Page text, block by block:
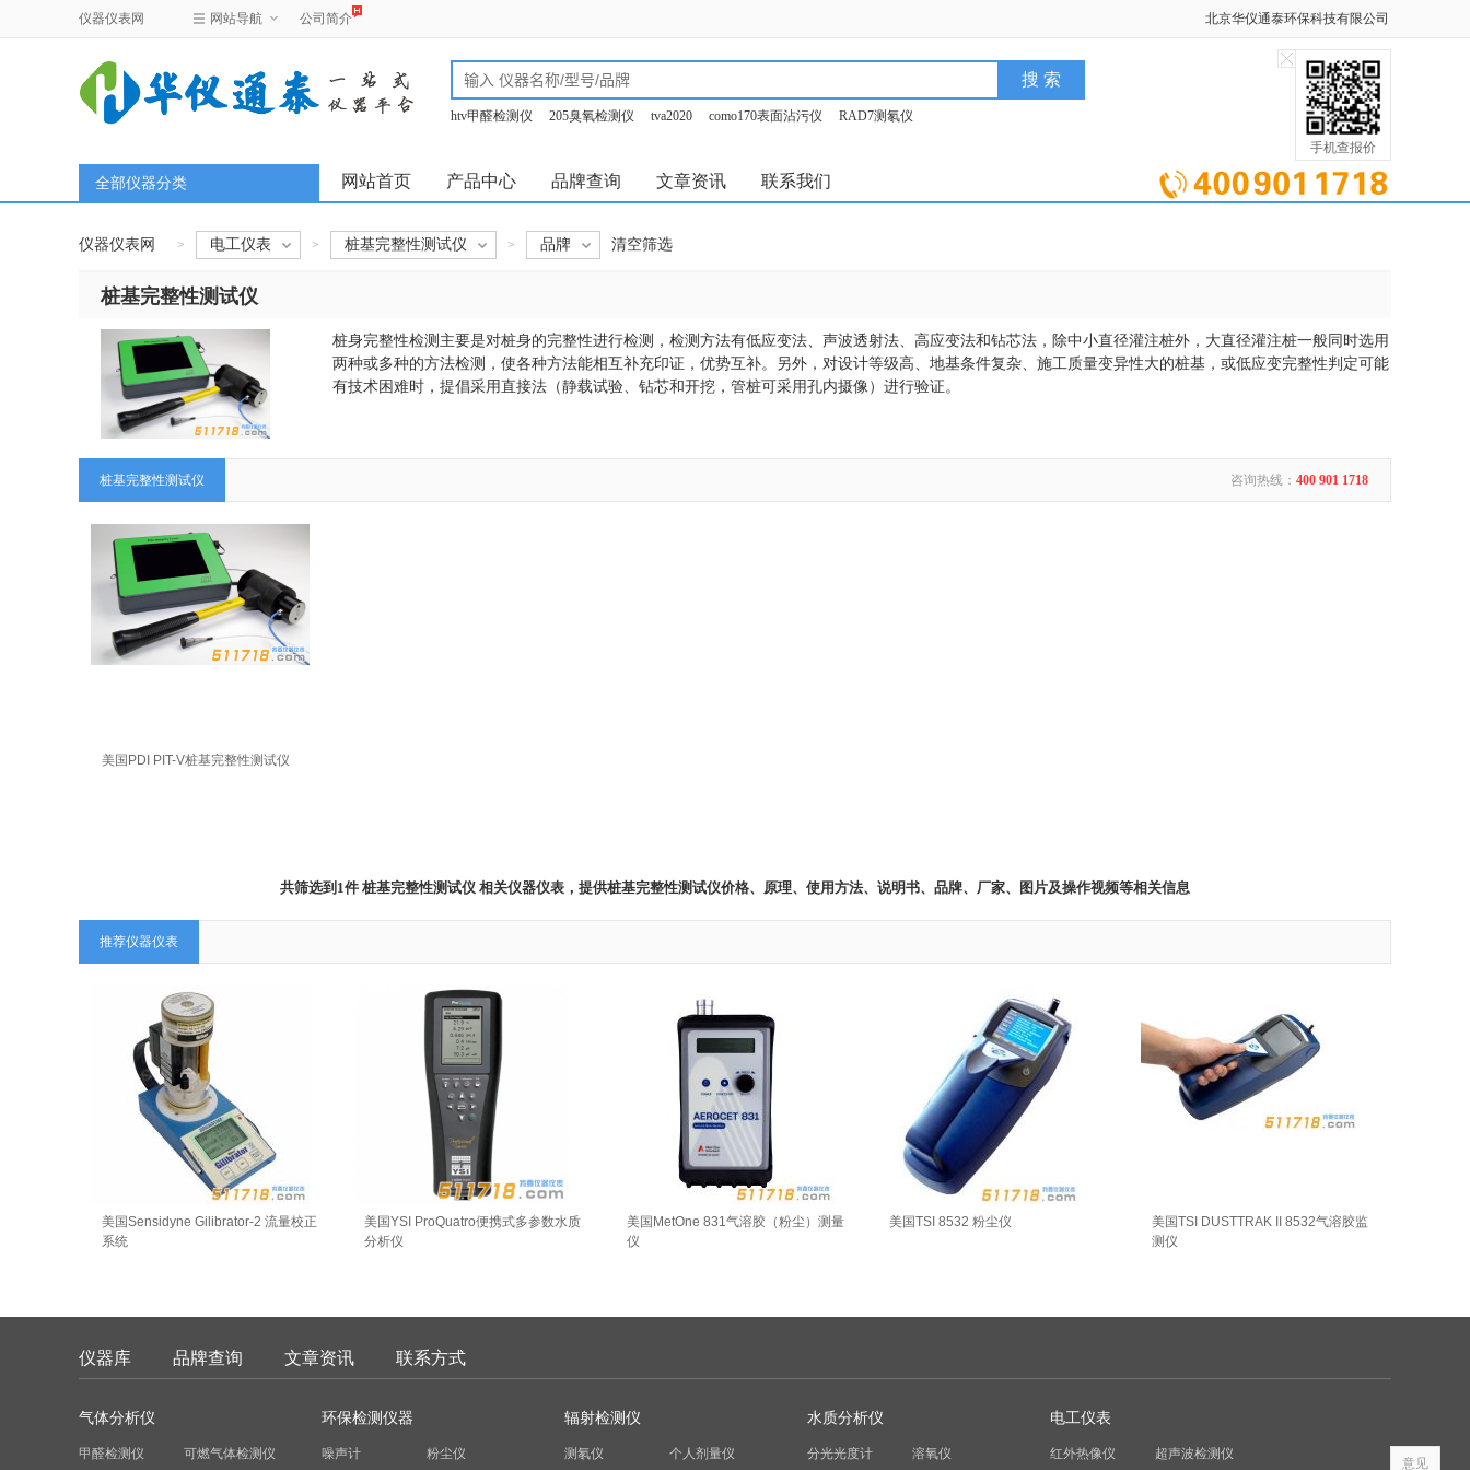
北京华仪通泰环保科技有限公司
仪器仪表网 网站导航 公司简介
htv甲醛检测仪 205臭氧检测仪 tva2020 como170表面沾污仪
RAD7测氡仪
手机查报价
网站首页 产品中心 品牌查询 文章资讯 联系我们
全部仪器分类
仪器仪表网 > 电工仪表 > 桩基完整性测试仪 > 品牌 清空筛选
桩基完整性测试仪
桩身完整性检测主要是对桩身的完整性进行检测，检测方法有低应变法、声波透射法、高应变法和钻芯法，除中小直径灌注桩外，大直径灌注桩一般同时选用
两种或多种的方法检测，使各种方法能相互补充印证，优势互补。另外，对设计等级高、地基条件复杂、施工质量变异性大的桩基，或低应变完整性判定可能
有技术困难时，提倡采用直接法（静载试验、钻芯和开挖，管桩可采用孔内摄像）进行验证。
咨询热线： 400 901 1718
桩基完整性测试仪
美国PDI PIT-V桩基完整性测试仪
共筛选到1件 桩基完整性测试仪 相关仪器仪表，提供桩基完整性测试仪价格、原理、使用方法、说明书、品牌、厂家、图片及操作视频等相关信息
推荐仪器仪表
美国Sensidyne Gilibrator-2 流量校正
系统
美国YSI ProQuatro便携式多参数水质
分析仪
美国MetOne 831气溶胶（粉尘）测量
仪
美国TSI 8532 粉尘仪
美国TSI DUSTTRAK II 8532气溶胶监
测仪
仪器库 品牌查询 文章资讯 联系方式
气体分析仪
甲醛检测仪 可燃气体检测仪
环保检测仪器
噪声计 粉尘仪
辐射检测仪
测氡仪 个人剂量仪
水质分析仪
分光光度计 溶氧仪
电工仪表
红外热像仪 超声波检测仪
意见